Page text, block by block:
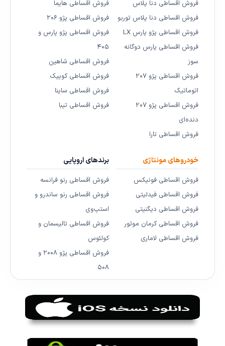
فروش اقساطی دنا پلاس
فروش اقساطی دنا پلاس توربو
فروش اقساطی پژو پارس LX
فروش اقساطی پارس دوگانه
سوز
فروش اقساطی پژو ۲۰۷
اتوماتیک
فروش اقساطی پژو ۲۰۷
دنده‌ای
فروش اقساطی تارا
فروش اقساطی هایما
فروش اقساطی پژو ۲۰۶
فروش اقساطی پژو پارس و
۴۰۵
فروش اقساطی شاهین
فروش اقساطی کوییک
فروش اقساطی ساینا
فروش اقساطی تیبا
خودروهای مونتاژی
فروش اقساطی فونیکس
فروش اقساطی فیدلیتی
فروش اقساطی دیگنیتی
فروش اقساطی کرمان موتور
فروش اقساطی لاماری
برندهای اروپایی
فروش اقساطی رنو فرانسه
فروش اقساطی رنو ساندرو و
استپ‌وی
فروش اقساطی تالیسمان و
کولئوس
فروش اقساطی پژو ۲۰۰۸ و
۵۰۸